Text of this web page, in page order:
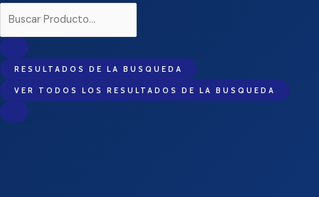
RESULTADOS DE LA BUSQUEDA
VER TODOS LOS RESULTADOS DE LA BUSQUEDA